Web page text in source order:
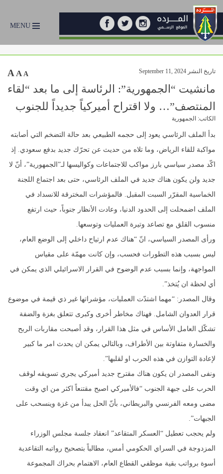
MENU
تاريخ النشر September 11, 2024 A A A
مانشيت “الجمهورية”: الرئاسة إلى ما بعد “لقاء
المنتصف”… ولا اقتراح أميركياً جديداً للجنوب
الكاتب: الجمهورية
بدأ الملف الرئاسي يعود إلى حجمه الطبيعي بعد حالة التضخم التي أصابته
مواكبة للقاء الرياض، وما تلاه من حديث عن تحرّك جديد بدفع سعودي. إذ
اكّد مصدر سياسي بارز مواكب للاجتماعات وكواليسها لـ”الجمهورية”، أنّ لا
جديد ولن يكون هناك جديد في الملف الرئاسي، حتى بعد اجتماع اللجنة
الخماسية المقرّر السبت المقبل. فالمؤشرات المخترقة للانسداد في
الملف اضمحلت إلى الحدود الدنيا، وعادت الأنظار جنوباً، حيث ارتفع
منسوب القلق مع تصاعد وتيرة العمليات وتوسعها.
ورأى المصدر السياسي، انّ “هناك عدم ارتياح داخلي إلى الوضع العام،
ليس بسبب هذه التطورات فحسب، وإن كانت مهمّة على مقياس
المواجهة، وإنما بسبب عدم الوضوح في القرار الاسرائيلي الذي يمكن في
أي لحظة ان يُتخذ”.
وقال المصدر: “مهما اشتدّت العمليات، مؤشراتها غير ذي قيمة في موضوع
قرار العدوان الشامل. فهناك مخاطر أخرى وكبرى تتعلق بغزة والضفة
تشكّل العامل الأساس في مثل هذا القرار، وقد أصبحت مقاربات الربح
والخسارة متفاوتة بين الأطراف، وبالتالي يمكن ان يحدث امر ما كبير
لإعادة التوازن في هذه الحرب او لقلبها”.
ونفى المصدر ان يكون هناك مقترح جديد أميركي يجري تسويقه لوقف
الحرب على جبهة الجنوب “فالأميركي اصبح مقتنعاً اكثر من اي وقت
مضى ومعه الفرنسي والبريطاني، بأنّ الحل يبدأ من غزة وينسحب على
الجبهات”.
ولم يحجب تعطيل “العسكر المتقاعد” انعقاد جلسة مجلس الوزراء
المزدوجة في السراي الحكومي أمس، مطالباً بتصحيح رواتبه التقاعدية
أسوة برواتب بقية موظفي القطاع العام، الاهتمام بحراك المجموعة